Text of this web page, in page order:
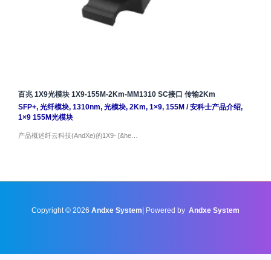
百兆 1X9光模块 1X9-155M-2Km-MM1310 SC接口 传输2Km
SFP+, 光纤模块, 1310nm, 光模块, 2Km, 1×9, 155M /安科士产品介绍,
1×9 155M光模块
产品概述纤云科技(AndXe)的1X9- [&he…
Copyright © 2026 Andxe System | Powered by Andxe System